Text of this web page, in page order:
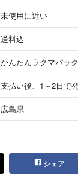
未使用に近い
送料込
かんたんラクマパッ
支払い後、1～2日で
広島県
シェア